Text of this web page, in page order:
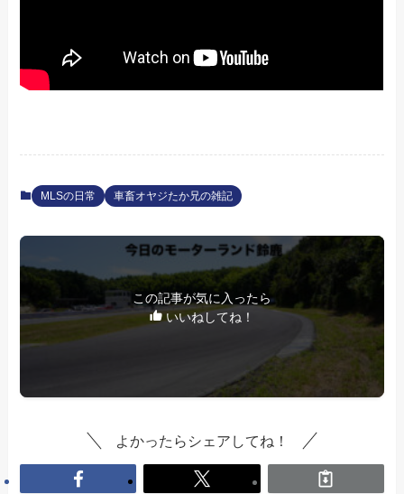
MLSの日常 車畜オヤジたか兄の雑記
この記事が気に入ったら
いいねしてね！
よかったらシェアしてね！